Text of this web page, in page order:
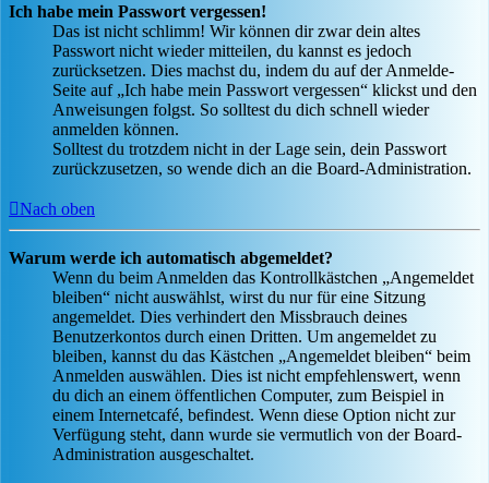
Ich habe mein Passwort vergessen!
Das ist nicht schlimm! Wir können dir zwar dein altes
Passwort nicht wieder mitteilen, du kannst es jedoch
zurücksetzen. Dies machst du, indem du auf der Anmelde-
Seite auf „Ich habe mein Passwort vergessen“ klickst und den
Anweisungen folgst. So solltest du dich schnell wieder
anmelden können.
Solltest du trotzdem nicht in der Lage sein, dein Passwort
zurückzusetzen, so wende dich an die Board-Administration.
Nach oben
Warum werde ich automatisch abgemeldet?
Wenn du beim Anmelden das Kontrollkästchen „Angemeldet
bleiben“ nicht auswählst, wirst du nur für eine Sitzung
angemeldet. Dies verhindert den Missbrauch deines
Benutzerkontos durch einen Dritten. Um angemeldet zu
bleiben, kannst du das Kästchen „Angemeldet bleiben“ beim
Anmelden auswählen. Dies ist nicht empfehlenswert, wenn
du dich an einem öffentlichen Computer, zum Beispiel in
einem Internetcafé, befindest. Wenn diese Option nicht zur
Verfügung steht, dann wurde sie vermutlich von der Board-
Administration ausgeschaltet.